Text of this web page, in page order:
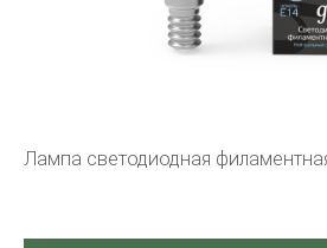
Лампа светодиодная